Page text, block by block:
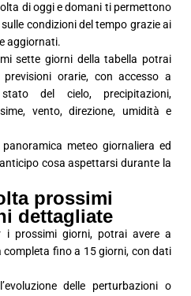
di oggi e domani ti permettono
condizioni del tempo grazie ai
aggiornati.
sette giorni della tabella potrai
orarie, con accesso a
del cielo, precipitazioni,
vento, direzione, umidità e
meteo giornaliera ed
cosa aspettarsi durante la
prossimi
dettagliate
i prossimi giorni, potrai avere a
fino a 15 giorni, con dati
delle perturbazioni o